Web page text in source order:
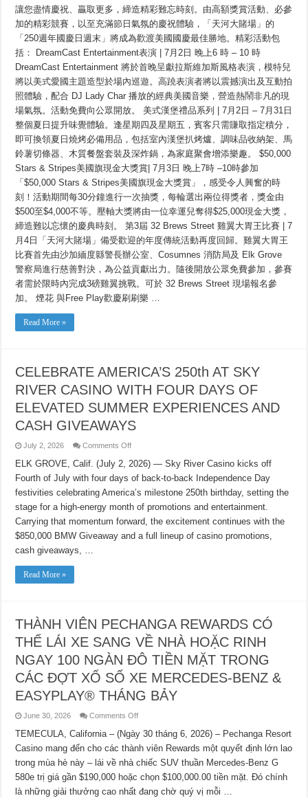
國
建
國
250
週
年
呈
獻
連
續
四
日
的
精
彩
國
慶
慶
祝
活
動
及
七
月
份
一
系
列
的
抽
大
放
送
讓您盡情慶祝、贏取更多，締造精彩難忘時刻。由高額獎賞活動、必參
加的精彩競賽，以至充滿節日氣氛的慶祝體驗，「天河大賭場」的
「250週年國慶日週末」將成為歡渡美國國慶最佳勝地。精彩活動包
括： DreamCast Entertainment表演 | 7月2日 晚上6 時 – 10 時
DreamCast Entertainment 將於首晚呈獻拉斯維加斯風格表演，模特兒
將以美式愛國主題造型於場內巡遊。高蹺表演者將以震撼演出及互動拍
照體驗，配合 DJ Lady Char 播放的經典美國音樂，營造熱鬧非凡的現
場氣氛。活動免費向公眾開放。 美式漢堡禮品系列 | 7月2日 – 7月31日
整個夏日提升味覺體驗。逢星期四及星期五，賓客只需賺取指定積分，
即可換領夏日燒烤必備用品，包括室內漢堡扒烤爐、調味品收納架、馬
鈴薯切條器、木質餐盤套裝及深炸鍋，為家庭聚會增添樂趣。 $50,000
Stars & Stripes美國旗現金大獎賞| 7月3日 晚上7時 –10時參加
「$50,000 Stars & Stripes美國旗現金大獎賞」，感受令人興奮的時
刻！活動期間每30分鐘進行一次抽獎，每輪選出兩位得獎者，獎金由
$500至$4,000不等。壓軸大獎將由一位幸運兒奪得$25,000現金大獎，
締造難以忘懷的慶典時刻。 第3屆 32 Brews Street 雞翼大胃王比賽 | 7
月4日「天河大賭場」備受歡迎的年度傳統活動再度回歸。雞翼大胃王
比賽首先由沙加緬度縣警長辦公室、Cosumnes 消防局及 Elk Grove
警察局進行慈善對決，為公益貢獻出力。隨後開放公眾免費參加，參賽
者需於限時內完成3磅雞翼挑戰。可於 32 Brews Street 現場報名參
加。 煙花 與Free Play歡慶刷刷樂 …
Read More »
CELEBRATE AMERICA’S 250th AT SKY
RIVER CASINO WITH FOUR DAYS OF
ELEVATED SUMMER EXPERIENCES AND
CASH GIVEAWAYS
July 2, 2026 Comments Offon
AMERICA’S
250th
AT
RIVER
CASINO
WITH
FOUR
DAYS
OF
ELK GROVE, Calif. (July 2, 2026) — Sky River Casino kicks off
Fourth of July with four days of back-to-back Independence Day
festivities celebrating America’s milestone 250th birthday, setting the
stage for a high-energy month of promotions and entertainment.
Carrying that momentum forward, the excitement continues with the
$850,000 BMW Giveaway and a full lineup of casino promotions,
cash giveaways, …
Read More »
THÀNH VIÊN PECHANGA REWARDS CÓ
THỂ LÁI XE SANG VỀ NHÀ HOẶC RINH
NGAY 100 NGÀN ĐÔ TIỀN MẶT TRONG
CÁC ĐỢT XỔ SỐ XE MERCEDES-BENZ &
EASYPLAY® THÁNG BẢY
June 30, 2026 Comments Offon
VIÊN
PECHANGA
REWARDS
THỂ
LÁI
XE
SANG
TEMECULA, California – (Ngày 30 tháng 6, 2026) – Pechanga Resort
Casino mang đến cho các thành viên Rewards một quyết định lớn lao
trong mùa hè này – lái về nhà chiếc SUV thuần Mercedes-Benz G
580e trị giá gần $190,000 hoặc chọn $100,000.00 tiền mặt. Đó chính
là những giải thưởng cao nhất đang chờ quý vị mỗi …